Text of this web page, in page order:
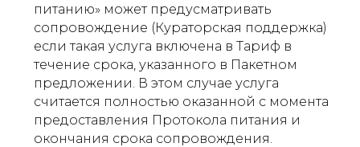
питанию» может предусматривать
сопровождение (Кураторская поддержка)
если такая услуга включена в Тариф в
течение срока, указанного в Пакетном
предложении. В этом случае услуга
считается полностью оказанной с момента
предоставления Протокола питания и
окончания срока сопровождения.